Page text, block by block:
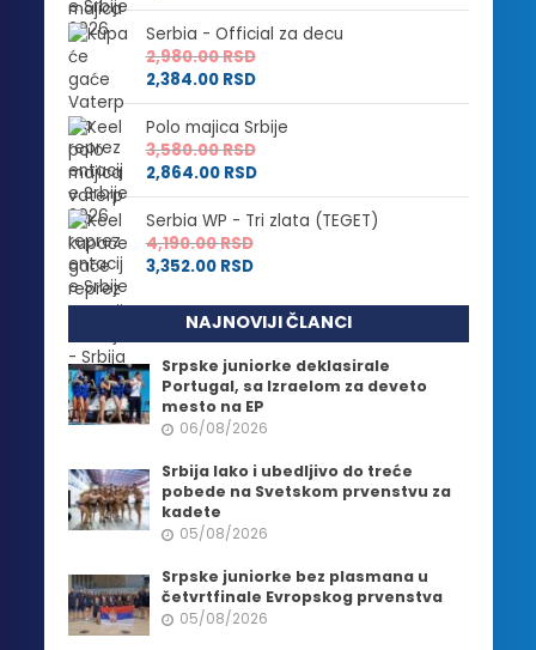
Serbia - Official za decu
2,980.00RSD
2,384.00 RSD
Polo majica Srbije
3,580.00RSD
2,864.00 RSD
Serbia WP - Tri zlata (TEGET)
4,190.00RSD
3,352.00 RSD
NAJNOVIJI ČLANCI
Srpske juniorke deklasirale
Portugal, sa Izraelom za deveto
mesto na EP
06/08/2026
Srbija lako i ubedljivo do treće
pobede na Svetskom prvenstvu za
kadete
05/08/2026
Srpske juniorke bez plasmana u
četvrtfinale Evropskog prvenstva
05/08/2026